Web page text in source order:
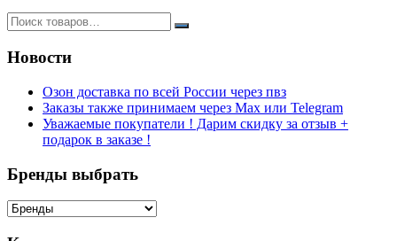
Новости
Озон доставка по всей России через пвз
Заказы также принимаем через Max или Telegram
Уважаемые покупатели ! Дарим скидку за отзыв +
подарок в заказе !
Бренды выбрать